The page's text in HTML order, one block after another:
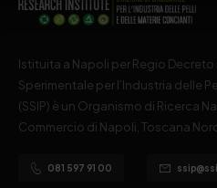
Istituita a Napoli per Regio Decreto
Sperimentale per l’Industria delle
(SSIP) è un Organismo di Ricerca
Commercio di Napoli, Toscana
081 597 91 00